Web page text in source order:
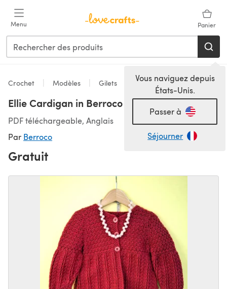
Menu Panier
Vous naviguez depuis
États-Unis.
Passer à
Séjourner
Crochet Modèles Gilets
Ellie Cardigan in Berroco Comfort DK
PDF téléchargeable, Anglais
Par Berroco
Gratuit